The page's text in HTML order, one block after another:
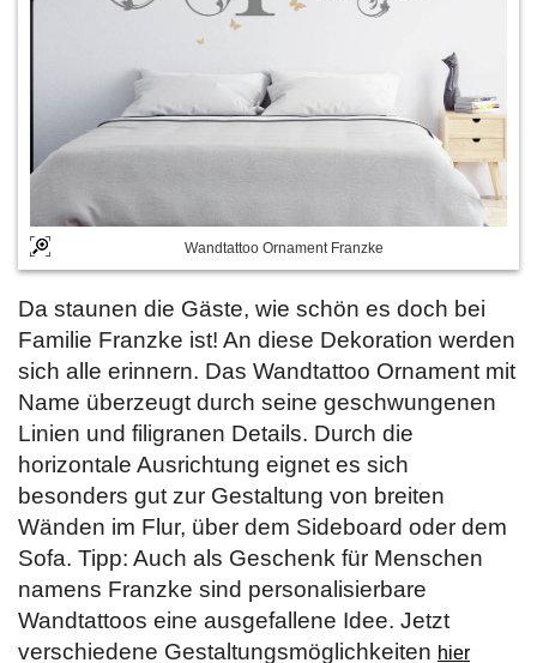
Wandtattoo Ornament Franzke
Da staunen die Gäste, wie schön es doch bei
Familie Franzke ist! An diese Dekoration werden
sich alle erinnern. Das Wandtattoo Ornament mit
Name überzeugt durch seine geschwungenen
Linien und filigranen Details. Durch die
horizontale Ausrichtung eignet es sich
besonders gut zur Gestaltung von breiten
Wänden im Flur, über dem Sideboard oder dem
Sofa. Tipp: Auch als Geschenk für Menschen
namens Franzke sind personalisierbare
Wandtattoos eine ausgefallene Idee. Jetzt
verschiedene Gestaltungsmöglichkeiten hier